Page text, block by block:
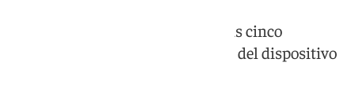
Los efectivos se repartirán entre las cinco
compañías de la provincia, dentro del dispositivo